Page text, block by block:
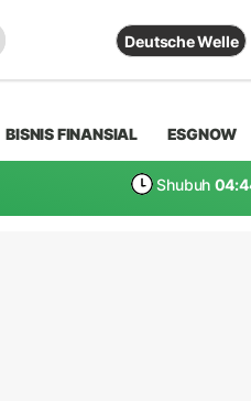
Deutsche Welle
BISNIS FINANSIAL ESGNOW
Shubuh